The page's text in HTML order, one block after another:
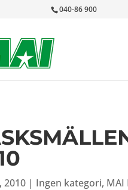
040-86 900
2010| Ingen kategori, MAI